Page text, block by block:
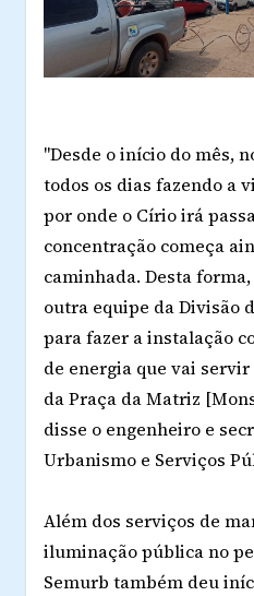
"Desde o início do mês,
todos os dias fazendo a
por onde o Círio irá
concentração começa
caminhada. Desta
outra equipe da Divisão
para fazer a instalação
de energia que vai
da Praça da Matriz
disse o engenheiro e
Urbanismo e Serviços
Além dos serviços de
iluminação pública no
Semurb também deu